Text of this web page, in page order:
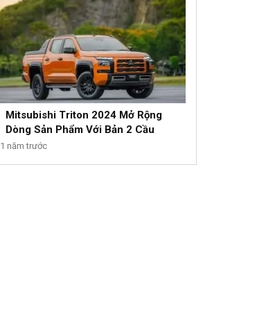
Mitsubishi Triton 2024 Mở Rộng
Dòng Sản Phẩm Với Bản 2 Cầu
1 năm trước